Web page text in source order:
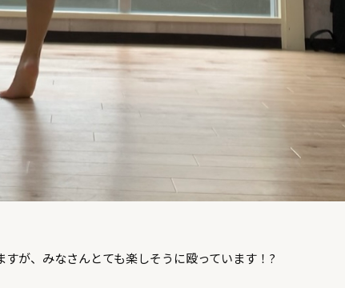
が、みなさんとても楽しそうに殴っています！ ?